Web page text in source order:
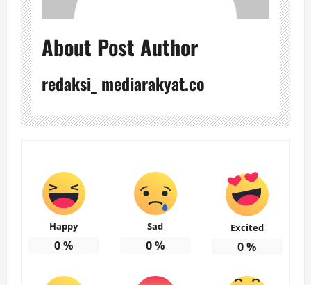
About Post Author
redaksi_ mediarakyat.co
Happy
0%
Sad
0%
Excited
0%